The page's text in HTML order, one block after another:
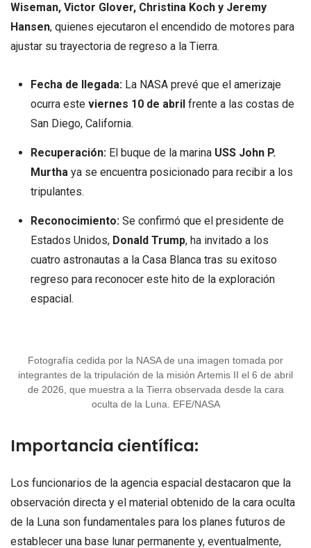
Wiseman, Victor Glover, Christina Koch y Jeremy
Hansen, quienes ejecutaron el encendido de motores para
ajustar su trayectoria de regreso a la Tierra.
Fecha de llegada:La NASA prevé que el amerizaje
ocurra este viernes 10 de abril frente a las costas de
San Diego, California.
Recuperación:El buque de la marina USS John P.
Murthaya se encuentra posicionado para recibir a los
tripulantes.
Reconocimiento:Se confirmó que el presidente de
Estados Unidos, Donald Trump, ha invitado a los
cuatro astronautas a la Casa Blanca tras su exitoso
regreso para reconocer este hito de la exploración
espacial.
Fotografía cedida por la NASA de una imagen tomada por
integrantes de la tripulación de la misión Artemis II el 6 de abril
de 2026, que muestra a la Tierra observada desde la cara
oculta de la Luna. EFE/NASA
Importancia científica:
Los funcionarios de la agencia espacial destacaron que la
observación directa y el material obtenido de la cara oculta
de la Luna son fundamentales para los planes futuros de
establecer una base lunar permanente y, eventualmente,